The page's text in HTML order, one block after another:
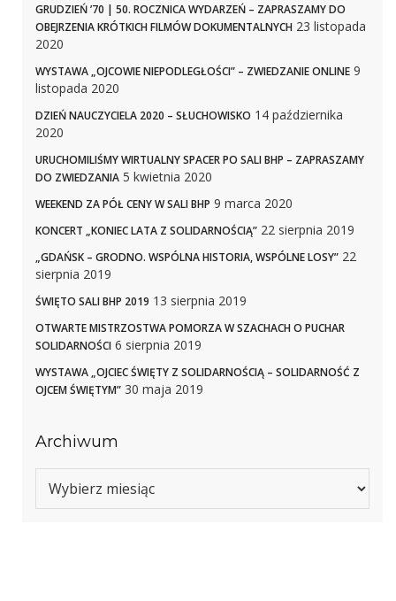
GRUDZIEŃ ’70 | 50. ROCZNICA WYDARZEŃ – ZAPRASZAMY DO
OBEJRZENIA KRÓTKICH FILMÓW DOKUMENTALNYCH 23 listopada
2020
WYSTAWA „OJCOWIE NIEPODLEGŁOŚCI” – ZWIEDZANIE ONLINE 9
listopada 2020
DZIEŃ NAUCZYCIELA 2020 – SŁUCHOWISKO 14 października
2020
URUCHOMILIŚMY WIRTUALNY SPACER PO SALI BHP – ZAPRASZAMY
DO ZWIEDZANIA 5 kwietnia 2020
WEEKEND ZA PÓŁ CENY W SALI BHP 9 marca 2020
KONCERT „KONIEC LATA Z SOLIDARNOŚCIĄ” 22 sierpnia 2019
„GDAŃSK – GRODNO. WSPÓLNA HISTORIA, WSPÓLNE LOSY” 22
sierpnia 2019
ŚWIĘTO SALI BHP 2019 13 sierpnia 2019
OTWARTE MISTRZOSTWA POMORZA W SZACHACH O PUCHAR
SOLIDARNOŚCI 6 sierpnia 2019
WYSTAWA „OJCIEC ŚWIĘTY Z SOLIDARNOŚCIĄ – SOLIDARNOŚĆ Z
OJCEM ŚWIĘTYM” 30 maja 2019
Archiwum